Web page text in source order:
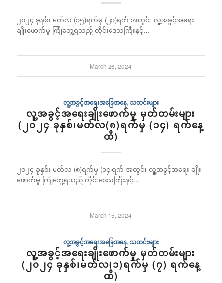
၂၀၂၄ ခုနှစ်၊ မတ်လ (၁၅)ရက်မှ (၂၁)ရက် အတွင်း လူ့အခွင့်အရေး
ချိုးဖောက်မှု ကြုံတွေ့ရသည့် တိုင်းဒေသကြီးနှင့်…
March 26, 2024
လူ့အခွင့်အရေးအခြေအနေ,သတင်းများ
လူ့အခွင့်အရေးချိုးဖောက်မှု မှတ်တမ်းများ
(၂၀၂၄ ခုနှစ်၊မတ်လ(၈)ရက်မှ (၁၄) ရက်နေ့
ထိ)
၂၀၂၄ ခုနှစ်၊ မတ်လ (၈)ရက်မှ (၁၄)ရက် အတွင်း လူ့အခွင့်အရေး ချိုး
ဖောက်မှု ကြုံတွေ့ရသည့် တိုင်းဒေသကြီးနှင့်…
March 15, 2024
လူ့အခွင့်အရေးအခြေအနေ,သတင်းများ
လူ့အခွင့်အရေးချိုးဖောက်မှု မှတ်တမ်းများ
(၂၀၂၄ ခုနှစ်၊မတ်လ(၁)ရက်မှ (၇) ရက်နေ့
ထိ)